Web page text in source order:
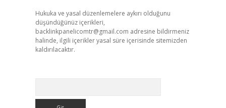
Hukuka ve yasal düzenlemelere aykırı olduğunu
düşündüğünüz içerikleri,
backlinkpanelicomtr@gmail.com adresine bildirmeniz
halinde, ilgili içerikler yasal süre içerisinde sitemizden
kaldırılacaktır.